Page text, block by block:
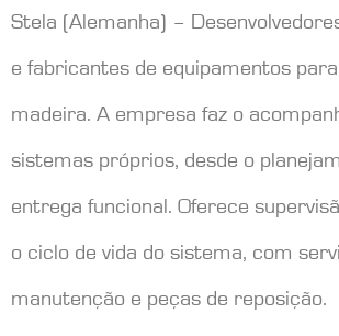
Stela (Alemanha) –
e fabricantes de equipamentos
madeira. A empresa faz o
sistemas próprios, desde o
entrega funcional. Oferece
o ciclo de vida do sistema, com
manutenção e peças de reposição.